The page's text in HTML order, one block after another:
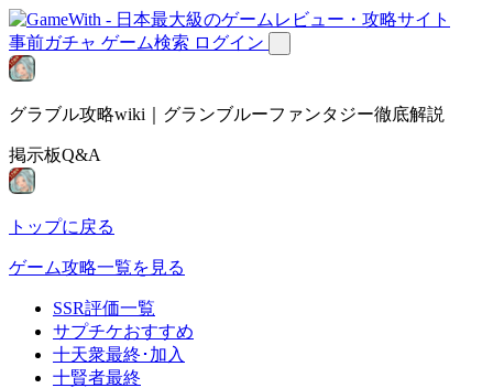
事前ガチャ ゲーム検索 ログイン
グラブル攻略wiki｜グランブルーファンタジー徹底解説
掲示板Q&A
トップに戻る
ゲーム攻略一覧を見る
SSR評価一覧
サプチケおすすめ
十天衆最終･加入
十賢者最終